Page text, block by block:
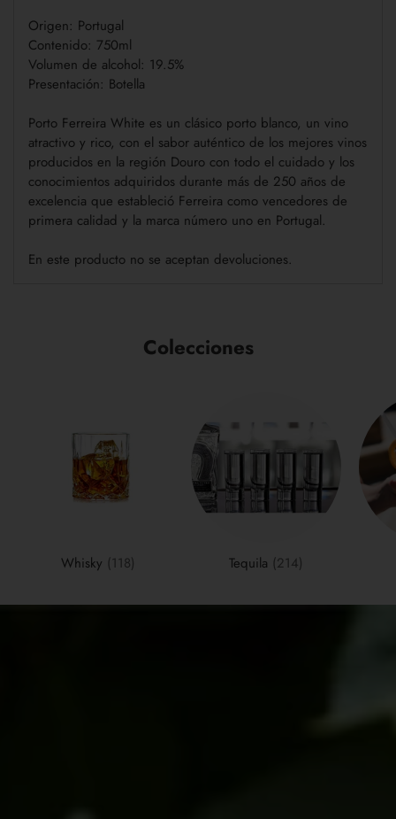
Origen: Portugal
Contenido: 750ml
Volumen de alcohol: 19.5%
Presentación: Botella
Porto Ferreira White es un clásico porto blanco, un vino
atractivo y rico, con el sabor auténtico de los mejores vinos
producidos en la región Douro con todo el cuidado y los
conocimientos adquiridos durante más de 250 años de
excelencia que estableció Ferreira como vencedores de
primera calidad y la marca número uno en Portugal.
En este producto no se aceptan devoluciones.
Colecciones
Whisky (118) Tequila (214)